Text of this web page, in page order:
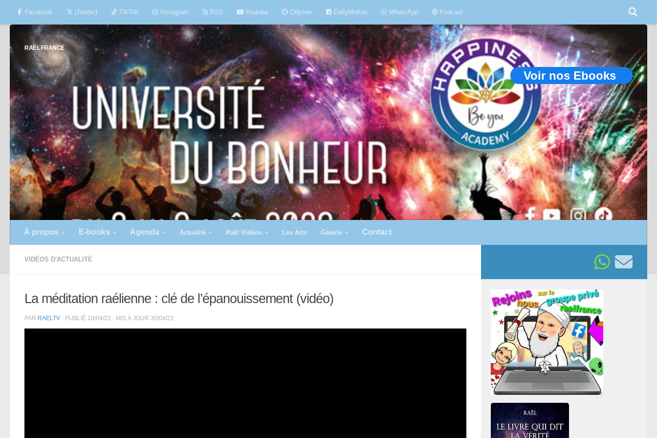
Skip to content
Facebook (Twitter) TikTok Instagram RSS Youtube Odysee DailyMotion WhatsApp Podcast
RAËL FRANCE
Voir nos Ebooks
À propos E-books Agenda Actualité Raël Vidéos Les Arts Galerie Contact
VIDÉOS D'ACTUALITÉ
La méditation raélienne : clé de l’épanouissement (vidéo)
PAR RAELTV · PUBLIÉ 18/04/22 · MIS À JOUR 30/04/22